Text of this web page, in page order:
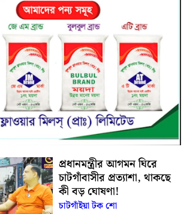
প্রধানমন্ত্রীর আগমন ঘিরে
চাটগাঁবাসীর প্রত্যাশা, থাকছে
কী বড় ঘোষণা!
চাটগাঁইয়া টক শো